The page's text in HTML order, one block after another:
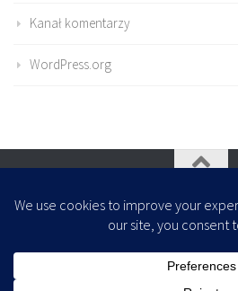
Kanał komentarzy
WordPress.org
- Zaprojektowany z